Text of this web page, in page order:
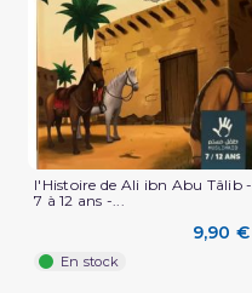
l'Histoire de Ali ibn Abu Tâlib -
7 à 12 ans -...
9,90 €
En stock